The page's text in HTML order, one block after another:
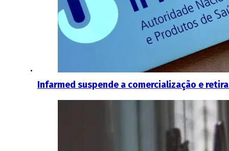
Infarmed suspende a comercialização e